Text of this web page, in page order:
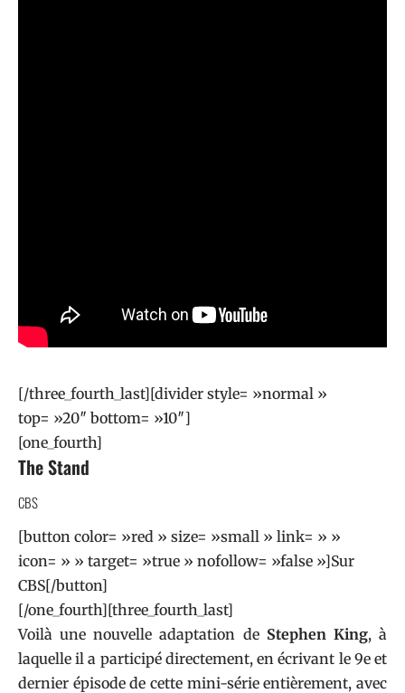
[/three_fourth_last][divider style= »normal »
top= »20″ bottom= »10″]
[one_fourth]
The Stand
CBS
[button color= »red » size= »small » link= » »
icon= » » target= »true » nofollow= »false »]Sur
CBS[/button]
[/one_fourth][three_fourth_last]
Voilà une nouvelle adaptation de Stephen King, à
laquelle il a participé directement, en écrivant le 9e et
dernier épisode de cette mini-série entièrement, avec